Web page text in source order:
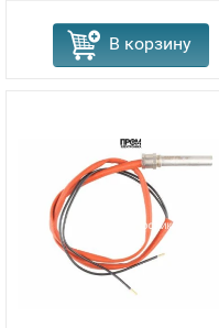
В корзину